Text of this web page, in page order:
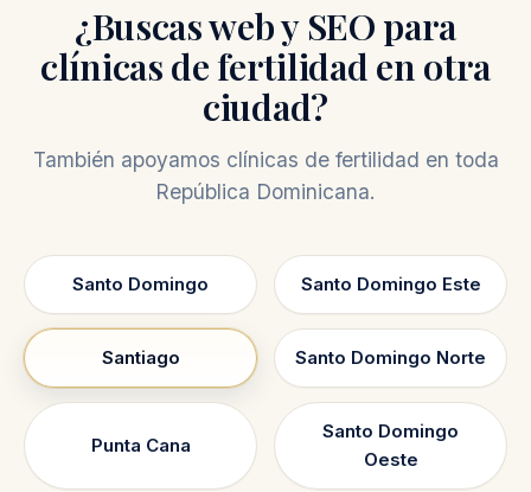
¿Buscas web y SEO para
clínicas de fertilidad en otra
ciudad?
También apoyamos clínicas de fertilidad en toda
República Dominicana.
Santo Domingo Santo Domingo Este
Santiago Santo Domingo Norte
Punta Cana
Santo Domingo
Oeste